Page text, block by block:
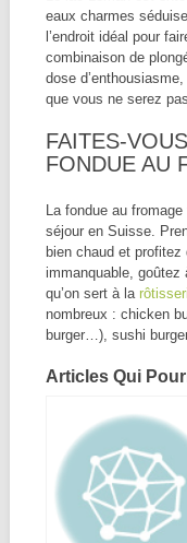
eaux charmes
l’endroit idéal pour
combinaison de
dose
que vous ne serez
FAITES-
FONDUE AU
La fondue au
séjour en Suisse.
bien chaud et
immanquable, goûtez
qu’on sert à la
nombreux : chicken
burger…), sushi
Articles Qui